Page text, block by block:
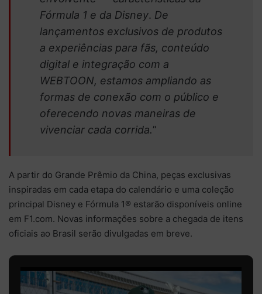
Fórmula 1 e da Disney. De
lançamentos exclusivos de produtos
a experiências para fãs, conteúdo
digital e integração com a
WEBTOON, estamos ampliando as
formas de conexão com o público e
oferecendo novas maneiras de
vivenciar cada corrida.”
A partir do Grande Prêmio da China, peças exclusivas
inspiradas em cada etapa do calendário e uma coleção
principal Disney e Fórmula 1® estarão disponíveis online
em F1.com. Novas informações sobre a chegada de itens
oficiais ao Brasil serão divulgadas em breve.